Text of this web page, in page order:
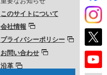
このサイトについて
会社情報
プライバシーポリシー
お問い合わせ
沿革